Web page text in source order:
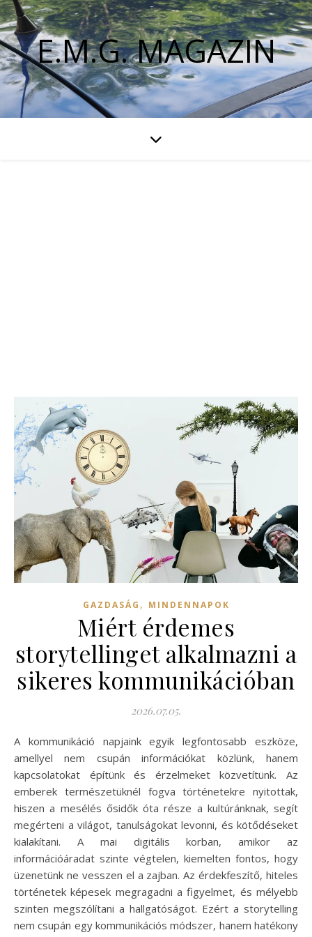
E.M.G. MAGAZIN
GAZDASÁG , MINDENNAPOK
Miért érdemes
storytellinget alkalmazni a
sikeres kommunikációban
2026.07.05.
A kommunikáció napjaink egyik legfontosabb eszköze,
amellyel nem csupán információkat közlünk, hanem
kapcsolatokat építünk és érzelmeket közvetítünk. Az
emberek természetüknél fogva történetekre nyitottak,
hiszen a mesélés ősidők óta része a kultúránknak, segít
megérteni a világot, tanulságokat levonni, és kötődéseket
kialakítani. A mai digitális korban, amikor az
információáradat szinte végtelen, kiemelten fontos, hogy
üzenetünk ne vesszen el a zajban. Az érdekfeszítő, hiteles
történetek képesek megragadni a figyelmet, és mélyebb
szinten megszólítani a hallgatóságot. Ezért a storytelling
nem csupán egy kommunikációs módszer, hanem hatékony